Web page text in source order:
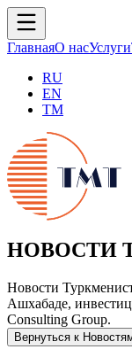
ГлавнаяО насУслуги
RU
EN
TM
НОВОСТИ
Новости
Ашхабаде,
Consulting Group.
Вернуться к